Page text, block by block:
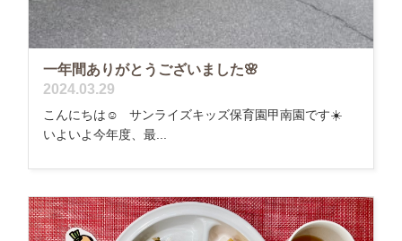
一年間ありがとうございました🌸
2024.03.29
こんにちは☺️ サンライズキッズ保育園甲南園です☀️
いよいよ今年度、最...